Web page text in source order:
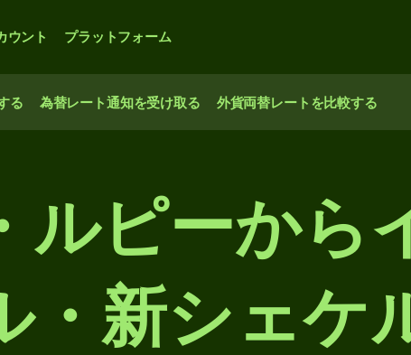
ウント プラットフォーム
る 為替レート通知を受け取る 外貨両替レートを比較する
ルピーから
・新シェケ